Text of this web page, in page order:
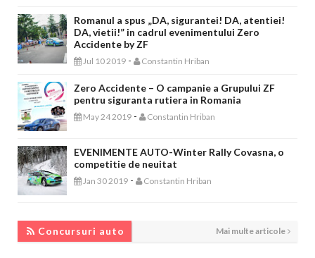
Romanul a spus „DA, sigurantei! DA, atentiei!
DA, vietii!” in cadrul evenimentului Zero
Accidente by ZF
Jul 10 2019 - Constantin Hriban
Zero Accidente – O campanie a Grupului ZF
pentru siguranta rutiera in Romania
May 24 2019 - Constantin Hriban
EVENIMENTE AUTO-Winter Rally Covasna, o
competitie de neuitat
Jan 30 2019 - Constantin Hriban
Concursuri auto Mai multe articole